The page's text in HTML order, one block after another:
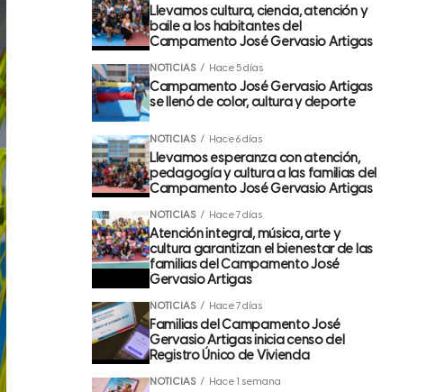
Llevamos cultura, ciencia, atención y
baile a los habitantes del
Campamento José Gervasio Artigas
NOTICIAS Hace 5 días
Campamento José Gervasio Artigas
se llenó de color, cultura y deporte
NOTICIAS Hace 6 días
Llevamos esperanza con atención,
pedagogía y cultura a las familias del
Campamento José Gervasio Artigas
NOTICIAS Hace 7 días
Atención integral, música, arte y
cultura garantizan el bienestar de las
familias del Campamento José
Gervasio Artigas
NOTICIAS Hace 7 días
Familias del Campamento José
Gervasio Artigas inicia censo del
Registro Único de Vivienda
NOTICIAS Hace 1 semana